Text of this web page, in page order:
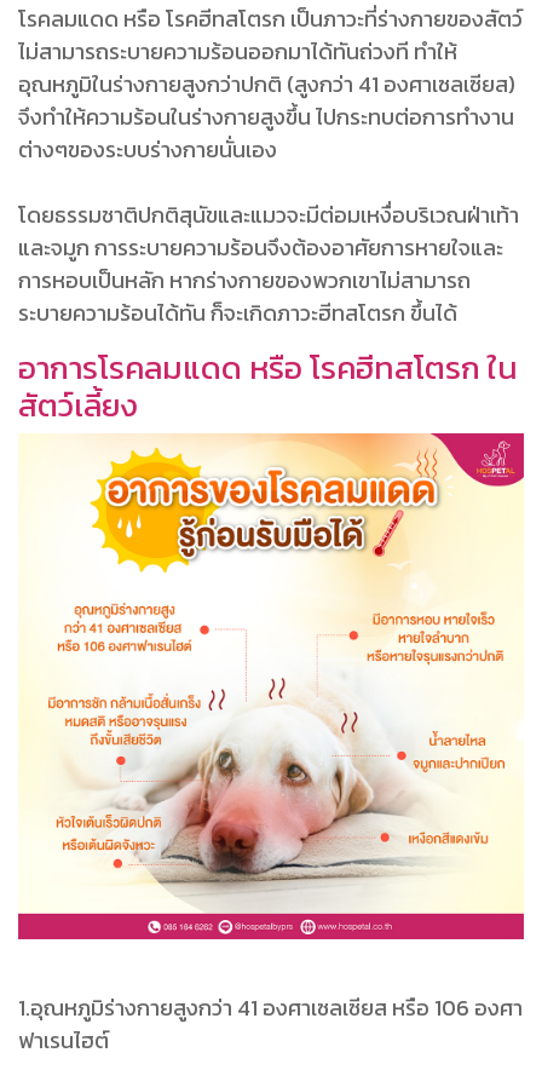
โรคลมแดด หรือ โรคฮีทสโตรก เป็นภาวะที่ร่างกายของสัตว์
ไม่สามารถระบายความร้อนออกมาได้ทันถ่วงที ทำให้
อุณหภูมิในร่างกายสูงกว่าปกติ (สูงกว่า 41 องศาเซลเซียส)
จึงทำให้ความร้อนในร่างกายสูงขึ้น ไปกระทบต่อการทำงาน
ต่างๆของระบบร่างกายนั่นเอง
โดยธรรมชาติปกติสุนัขและแมวจะมีต่อมเหงื่อบริเวณฝ่าเท้า
และจมูก การระบายความร้อนจึงต้องอาศัยการหายใจและ
การหอบเป็นหลัก หากร่างกายของพวกเขาไม่สามารถ
ระบายความร้อนได้ทัน ก็จะเกิดภาวะฮีทสโตรก ขึ้นได้
อาการโรคลมแดด หรือ โรคฮีทสโตรก ใน
สัตว์เลี้ยง
1.อุณหภูมิร่างกายสูงกว่า 41 องศาเซลเซียส หรือ 106 องศา
ฟาเรนไฮต์